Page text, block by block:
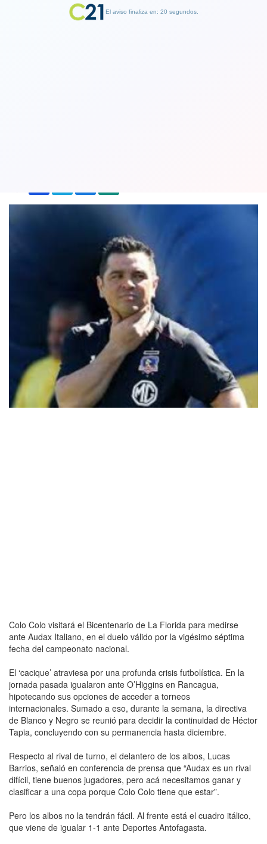
Colo Colo visitará el Bicentenario de La Florida para medirse
ante Audax Italiano, en el duelo válido por la vigésimo séptima
fecha del campeonato nacional.
El ‘cacique’ atraviesa por una profunda crisis futbolística. En la
jornada pasada igualaron ante O’Higgins en Rancagua,
hipotecando sus opciones de acceder a torneos
internacionales. Sumado a eso, durante la semana, la directiva
de Blanco y Negro se reunió para decidir la continuidad de Héctor
Tapia, concluyendo con su permanencia hasta diciembre.
Respecto al rival de turno, el delantero de los albos, Lucas
Barrios, señaló en conferencia de prensa que “Audax es un rival
difícil, tiene buenos jugadores, pero acá necesitamos ganar y
clasificar a una copa porque Colo Colo tiene que estar”.
Pero los albos no la tendrán fácil. Al frente está el cuadro itálico,
que viene de igualar 1-1 ante Deportes Antofagasta.
El aviso finaliza en: 19 segundos.